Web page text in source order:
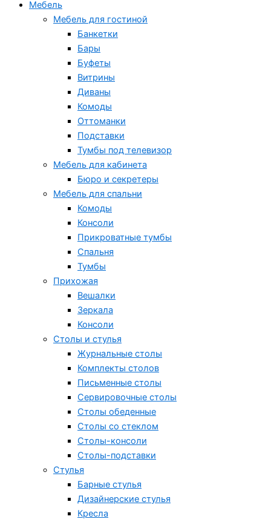
Мебель
Мебель для гостиной
Банкетки
Бары
Буфеты
Витрины
Диваны
Комоды
Оттоманки
Подставки
Тумбы под телевизор
Мебель для кабинета
Бюро и секретеры
Мебель для спальни
Комоды
Консоли
Прикроватные тумбы
Спальня
Тумбы
Прихожая
Вешалки
Зеркала
Консоли
Столы и стулья
Журнальные столы
Комплекты столов
Письменные столы
Сервировочные столы
Столы обеденные
Столы со стеклом
Столы-консоли
Столы-подставки
Стулья
Барные стулья
Дизайнерские стулья
Кресла